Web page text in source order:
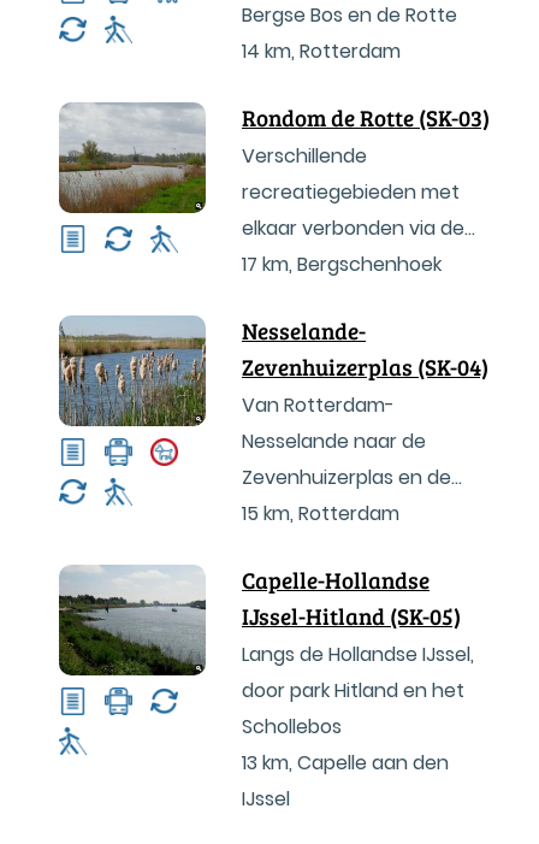
Bergse Bos en de Rotte
14 km, Rotterdam
Rondom de Rotte (SK-03)
Verschillende
recreatiegebieden met
elkaar verbonden via de
Rotte
17 km, Bergschenhoek
Nesselande-
Zevenhuizerplas (SK-04)
Van Rotterdam-
Nesselande naar de
Zevenhuizerplas en de
Rotte
15 km, Rotterdam
Capelle-Hollandse
IJssel-Hitland (SK-05)
Langs de Hollandse IJssel,
door park Hitland en het
Schollebos
13 km, Capelle aan den
IJssel